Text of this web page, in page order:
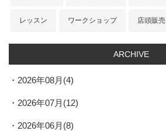
レッスン ワークショップ 店頭販売
ARCHIVE
2026年08月(4)
2026年07月(12)
2026年06月(8)